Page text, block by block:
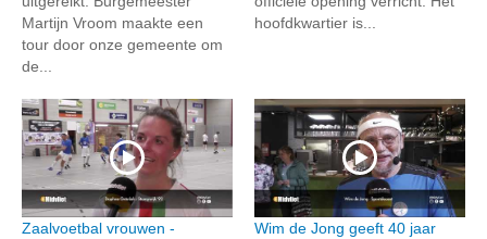
Martijn Vroom maakte een
tour door onze gemeente om
de...
hoofdkwartier is...
Zaalvoetbal vrouwen -
Wim de Jong geeft 40 jaar